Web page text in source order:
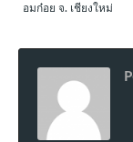
อมก๋อย จ. เชียงใหม่